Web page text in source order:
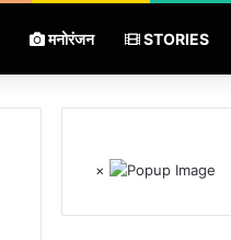
मनोरंजन STORIES
×